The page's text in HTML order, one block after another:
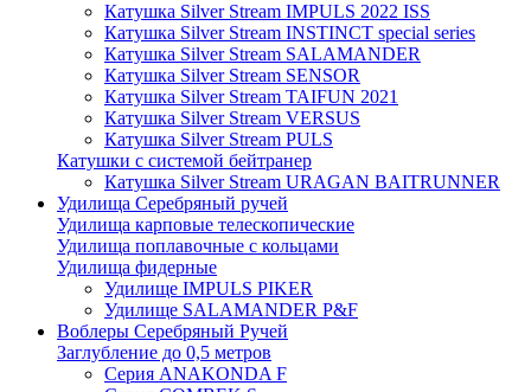
Катушка Silver Stream IMPULS 2022 ISS
Катушка Silver Stream INSTINCT special series
Катушка Silver Stream SALAMANDER
Катушка Silver Stream SENSOR
Катушка Silver Stream TAIFUN 2021
Катушка Silver Stream VERSUS
Катушка Silver Stream PULS
Катушки с системой бейтранер
Катушка Silver Stream URAGAN BAITRUNNER
Удилища Серебряный ручей
Удилища карповые телескопические
Удилища поплавочные с кольцами
Удилища фидерные
Удилище IMPULS PIKER
Удилище SALAMANDER P&F
Воблеры Серебряный Ручей
Заглубление до 0,5 метров
Серия ANAKONDA F